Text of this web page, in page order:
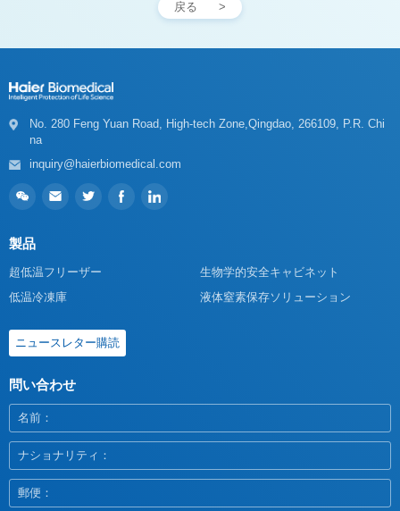
戻る
na
inquiry@haierbiomedical.com
製品
超低温フリーザー
生物学的安全キャビネット
低温冷凍庫
液体窒素保存ソリューション
ニュースレター購読
問い合わせ